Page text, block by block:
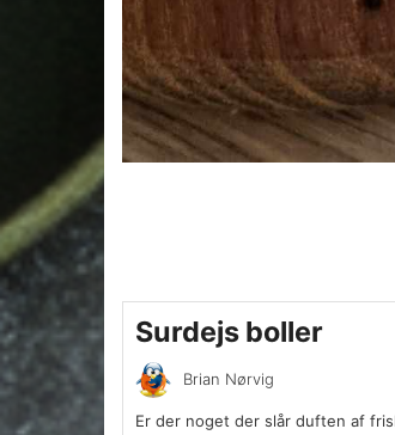
Surdejs boller
Brian Nørvig
Er der noget der slår duften af